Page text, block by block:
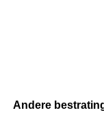
Andere